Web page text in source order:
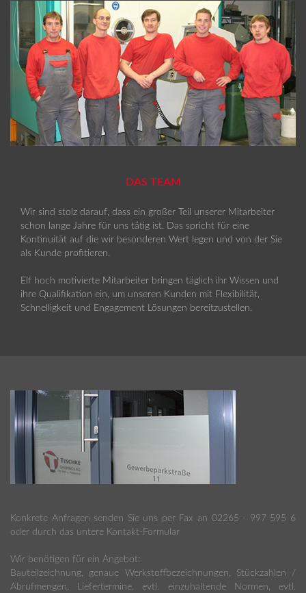
DAS TEAM
Wir sind stolz darauf, dass ein großer Teil unserer Mitarbeiter
schon lange Jahre für uns tätig ist. Das spricht für eine
Kontinuität auf die wir besonderen Wert legen und von der Sie
als Kunde profitieren.
Elf hoch motivierte Mitarbeiter bringen täglich ihr Wissen und
ihre Qualifikation ein, um unseren Kunden mit Flexibilität,
Schnelligkeit und Engagement Lösungen bereitzustellen.
Konkrete Anfragen senden Sie uns per Fax an 02265 - 997 595 6
oder durch das untere Kontakt-Formular
Wir benötigen für ein Angebot:
Bauteilzeichnung, genaue Werkstoffbezeichnungen, Stückzahlen /
Abrufmengen, Liefertermine, evtl. einzuhaltende Normen, evtl.